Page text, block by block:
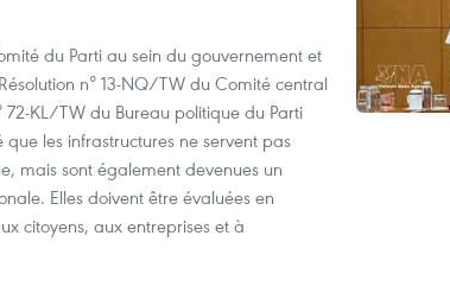
du Parti au sein du gouvernement et
n° 13-NQ/TW du Comité central
KL/TW du Bureau politique du Parti
les infrastructures ne servent pas
mais sont également devenues un
Elles doivent être évaluées en
citoyens, aux entreprises et à